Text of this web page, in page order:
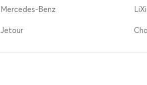
Mercedes-Benz
Jetour